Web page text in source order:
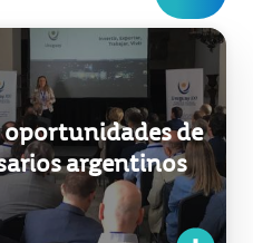
de
argentinos